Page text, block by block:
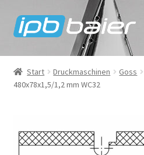
Zur
Navigation
Zum
Inhalt
Mein Konto
Warenkorb
IPB Baier Onlineshop
Start Druckmaschinen Goss
480x78x1,5/1,2 mm WC32